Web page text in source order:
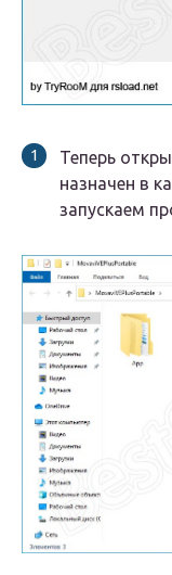
Теперь
назначен в
запускаем